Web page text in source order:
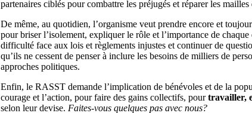
partenaires ciblés pour combattre les préjugés et réparer les
De même, au quotidien, l’organisme veut prendre encore et
pour briser l’isolement, expliquer le rôle et l’importance de
difficulté face aux lois et règlements injustes et continuer de
qu’ils ne cessent de penser à inclure les besoins de milliers de
approches politiques.
Enfin, le RASST demande l’implication de bénévoles et de la
courage et l’action, pour faire des gains collectifs, pourtravailler,
selon leur devise. Faites-vous quelques pas avec nous?